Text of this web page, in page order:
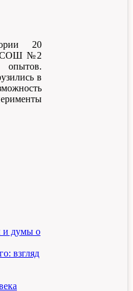
20
СОШ №2
опытов.
в
и думы о
взгляд